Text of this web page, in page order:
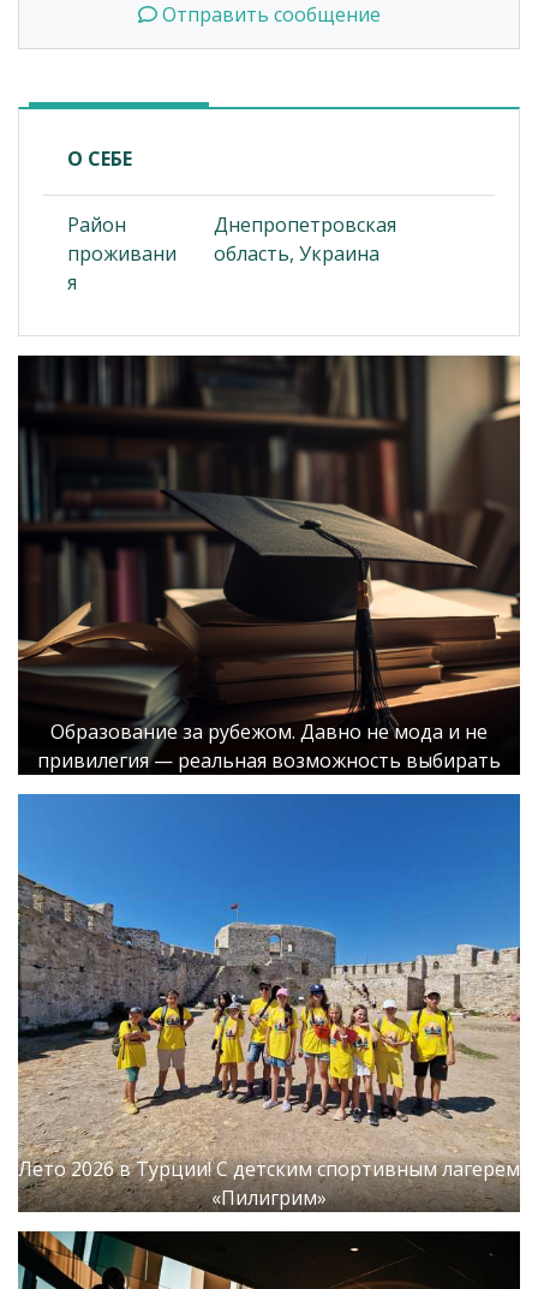
Отправить сообщение
О СЕБЕ
Район
проживани
я
Днепропетровская
область, Украина
Образование за рубежом. Давно не мода и не
привилегия — реальная возможность выбирать
Лето 2026 в Турции! С детским спортивным лагерем
«Пилигрим»